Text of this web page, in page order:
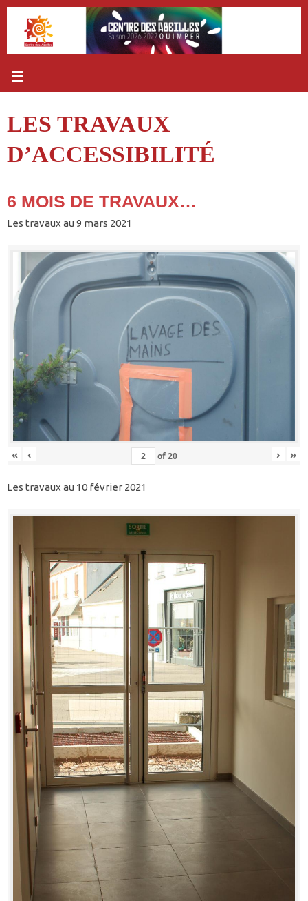
Passer
contenu
LES TRAVAUX
D’ACCESSIBILITÉ
6 MOIS DE TRAVAUX…
Les travaux au 9 mars 2021
« ‹ of20 › »
Les travaux au 10 février 2021